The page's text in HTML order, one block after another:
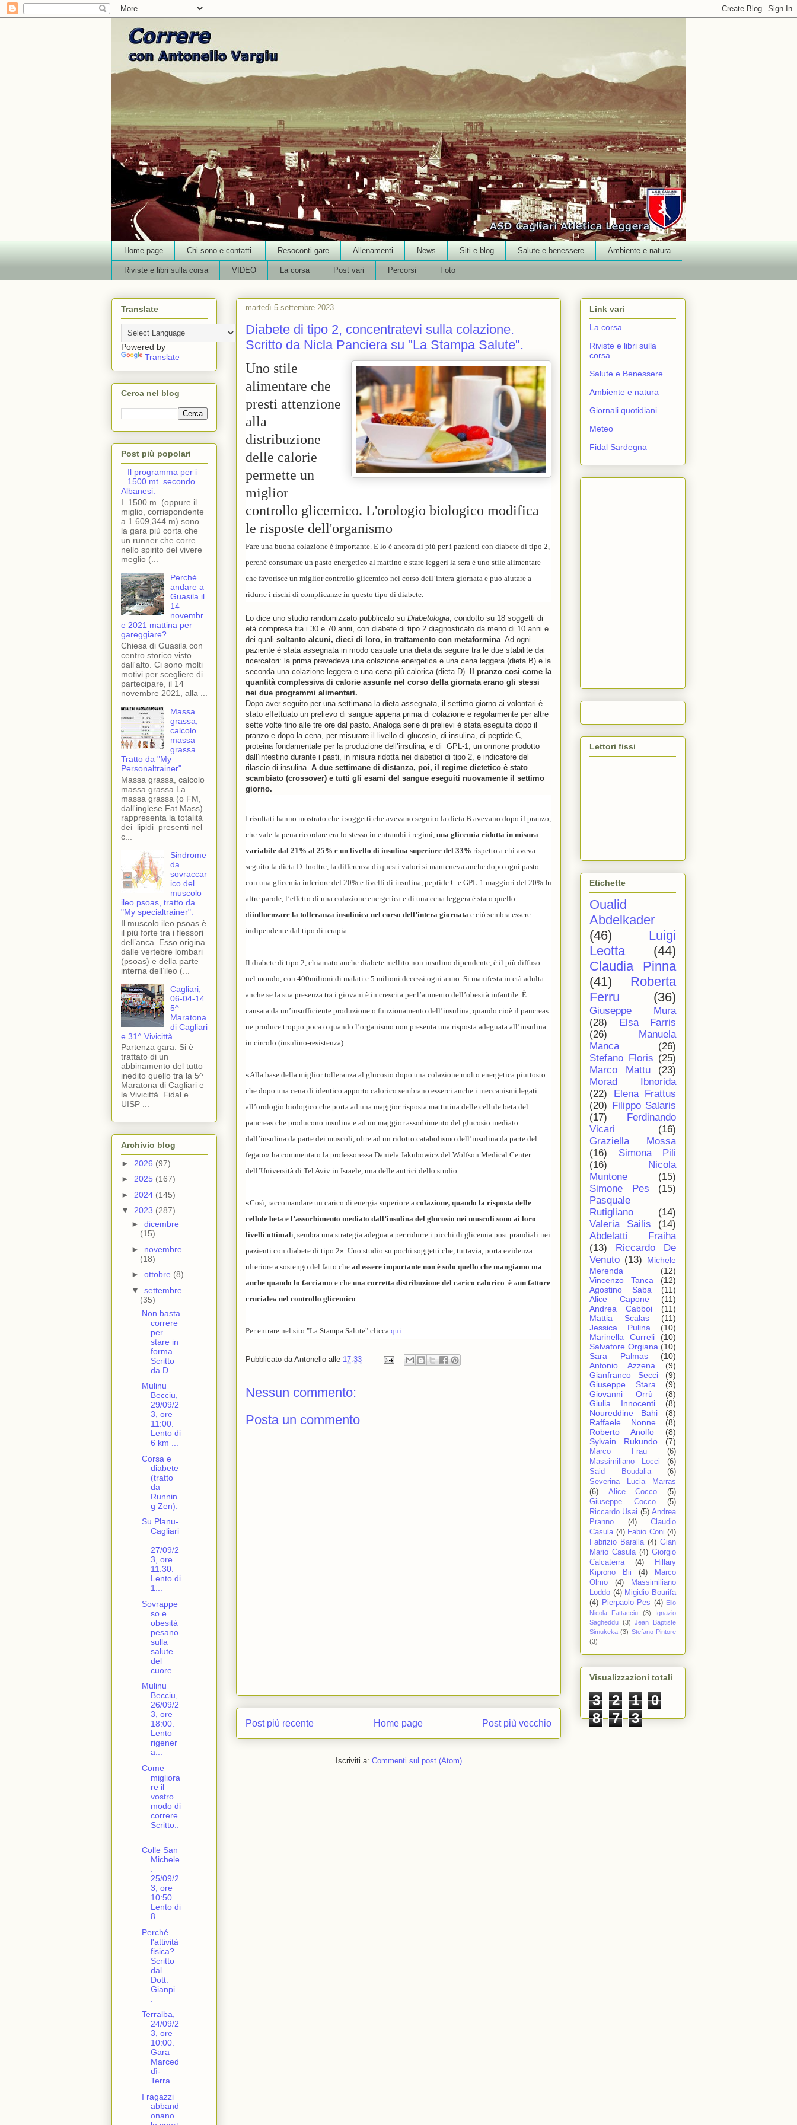
Home page Chi sono e contatti. Resoconti gare Allenamenti News Siti e blog Salute e benessere Ambiente e natura
Riviste e libri sulla corsa VIDEO La corsa Post vari Percorsi Foto
martedì 5 settembre 2023
Diabete di tipo 2, concentratevi sulla colazione.
Scritto da Nicla Panciera su "La Stampa Salute".
Uno stile
alimentare che
presti attenzione
alla
distribuzione
delle calorie
permette un
miglior
controllo glicemico. L'orologio biologico modifica
le risposte dell'organismo
Fare una buona colazione è importante. E lo è ancora di più per i pazienti con diabete di tipo 2,
perché consumare un pasto energetico al mattino e stare leggeri la sera è uno stile alimentare
che favorisce un miglior controllo glicemico nel corso dell’intera giornata e può aiutare a
ridurre i rischi di complicanze in questo tipo di diabete.
Lo dice uno studio randomizzato pubblicato su Diabetologia, condotto su 18 soggetti di
età compresa tra i 30 e 70 anni, con diabete di tipo 2 diagnosticato da meno di 10 anni e
dei quali soltanto alcuni, dieci di loro, in trattamento con metaformina. Ad ogni
paziente è stata assegnata in modo casuale una dieta da seguire tra le due stabilite dai
ricercatori: la prima prevedeva una colazione energetica e una cena leggera (dieta B) e la
seconda una colazione leggera e una cena più calorica (dieta D).
Il pranzo così come la
quantità complessiva di calorie assunte nel corso della giornata erano gli stessi
nei due programmi alimentari.
Dopo aver seguito per una settimana la dieta assegnata, il settimo giorno ai volontari è
stato effettuato un prelievo di sangue appena prima di colazione e regolarmente per altre
sette volte fino alle tre ore dal pasto. Analoga serie di prelievi è stata eseguita dopo il
pranzo e dopo la cena, per misurare il livello di glucosio, di insulina, di peptide C,
proteina fondamentale per la produzione dell’insulina, e di GPL-1, un ormone prodotto
dall’intestino durante i pasti, in misura ridotta nei diabetici di tipo 2, e indicatore del
rilascio di insulina. A due settimane di distanza, poi, il regime dietetico è stato
scambiato (crossover) e tutti gli esami del sangue eseguiti nuovamente il settimo
giorno.
I risultati hanno mostrato che i soggetti che avevano seguito la dieta B avevano dopo il pranzo,
che vale la pena ricordare era lo stesso in entrambi i regimi, una glicemia ridotta in misura
variabile dal 21% al 25% e un livello di insulina superiore del 33% rispetto a chi aveva
seguito la dieta D. Inoltre, la differenza di questi valori si manteneva anche dopo ogni pasto
con una glicemia inferiore del 20% e livelli di insulina, peptide C e GPL-1 maggiori del 20%.In
altre parole, l’effetto di una colazione energetica e di una cena leggera è stato quello
diinfluenzare la tolleranza insulinica nel corso dell’intera giornata e ciò sembra essere
indipendente dal tipo di terapia.
Il diabete di tipo 2, chiamato anche diabete mellito non insulino dipendente, è il più diffuso
nel mondo, con 400milioni di malati e 5 milioni decessi ogni anno. Si manifesta in età adulta
anche se la sua presenza tra i giovani è in crescita per l’aumento dell’obesità infantile. È
causata da un’insufficiente produzione o funzionamento dell’insulina, quando cioè il pancreas
ne produce troppo poca o quando l’organismo non presenta una risposta adeguata all’insulina
in circolo (insulino-resistenza).
«Alla base della miglior tolleranza al glucosio dopo una colazione molto energetica piuttosto
che dopo una cena di identico apporto calorico sembrano esserci anche i meccanismi legati
all’orologio biologico che porta ad una maggior risposta mattutina delle cellule beta del
pancreas che producono insulina e ad un maggior assorbimento del glucosio mediato
dall’insulina da parte dei muscoli, oltre ad un ridotto catabolismo dell’insulina da parte del
fegato» ha commentato la professoressa Daniela Jakubowicz del Wolfson Medical Center
dell’Università di Tel Aviv in Israele, una delle autrici dello studio.
«Così, raccomandare un carico di energia superiore a colazione, quando la risposta delle
cellule beta e l’assorbimento mediato dall’insulina del glucosio nei muscoli sono ai loro
livelli ottimali, sembra una strategia adeguata per ridurre i picchi di glicemia post prandiali nei
pazienti con diabete di tipo 2». Uno studio su pochi soggetti che, tuttavia, porta evidenza
ulteriore a sostengo del fatto che ad essere importante non è solo quello che mangiamo ma
anche quando lo facciamo e che una corretta distribuzione del carico calorico è «un fattore
cruciale» nel controllo glicemico.
Per entrare nel sito "La Stampa Salute" clicca qui.
Pubblicato daAntonello alle 17:33
Nessun commento:
Posta un commento
Post più recente Post più vecchio
Home page
Iscriviti a: Commenti sul post (Atom)
Translate
Powered by
Translate
Cerca nel blog
Post più popolari
Il programma per i
1500 mt. secondo
Albanesi.
I 1500 m (oppure il
miglio, corrispondente
a 1.609,344 m) sono
la gara più corta che
un runner che corre
nello spirito del vivere
meglio (...
Perché
andare a
Guasila il
14
novembr
e 2021 mattina per
gareggiare?
Chiesa di Guasila con
centro storico visto
dall'alto. Ci sono molti
motivi per scegliere di
partecipare, il 14
novembre 2021, alla ...
Massa
grassa,
calcolo
massa
grassa.
Tratto da "My
Personaltrainer"
Massa grassa, calcolo
massa grassa La
massa grassa (o FM,
dall'inglese Fat Mass)
rappresenta la totalità
dei lipidi presenti nel
c...
Sindrome
da
sovraccar
ico del
muscolo
ileo psoas, tratto da
"My specialtrainer".
Il muscolo ileo psoas è
il più forte tra i flessori
dell’anca. Esso origina
dalle vertebre lombari
(psoas) e della parte
interna dell’ileo (...
Cagliari,
06-04-14.
5^
Maratona
di Cagliari
e 31^ Vivicittà.
Partenza gara. Si è
trattato di un
abbinamento del tutto
inedito quello tra la 5^
Maratona di Cagliari e
la Vivicittà. Fidal e
UISP ...
Archivio blog
► 2026 (97)
► 2025 (167)
► 2024 (145)
▼ 2023 (287)
► dicembre
(15)
► novembre
(18)
► ottobre (8)
▼ settembre
(35)
Non basta
correre
per
stare in
forma.
Scritto
da D...
Mulinu
Becciu,
29/09/2
3, ore
11:00.
Lento di
6 km ...
Corsa e
diabete
(tratto
da
Runnin
g Zen).
Su Planu-
Cagliari
.
27/09/2
3, ore
11:30.
Lento di
1...
Sovrappe
so e
obesità
pesano
sulla
salute
del
cuore...
Mulinu
Becciu,
26/09/2
3, ore
18:00.
Lento
rigener
a...
Come
migliora
re il
vostro
modo di
correre.
Scritto..
Colle San
Michele
.
25/09/2
3, ore
10:50.
Lento di
8...
Perché
l'attività
fisica?
Scritto
dal
Dott.
Gianpi..
Terralba,
24/09/2
3, ore
10:00.
Gara
Marced
dì-
Terra...
I ragazzi
abband
onano
Link vari
La corsa
Riviste e libri sulla
corsa
Salute e Benessere
Ambiente e natura
Giornali quotidiani
Meteo
Fidal Sardegna
Lettori fissi
Etichette
Oualid
Abdelkader
(46)
Luigi
Leotta
(44)
Claudia Pinna
(41)
Roberta
Ferru
(36)
Giuseppe Mura
(28)
Elsa Farris
(26)
Manuela
Manca
(26)
Stefano Floris (25)
Marco Mattu
(23)
Morad Ibnorida
(22)
Elena Frattus
(20)
Filippo Salaris
(17)
Ferdinando
Vicari
(16)
Graziella Mossa
(16)
Simona Pili
(16)
Nicola
Muntone
(15)
Simone Pes
(15)
Pasquale
Rutigliano
(14)
Valeria Sailis
(14)
Abdelatti Fraiha
(13)
Riccardo De
Venuto (13)
Michele
Merenda
(12)
Vincenzo Tanca
(12)
Agostino Saba
(11)
Alice Capone
(11)
Andrea Cabboi
(11)
Mattia Scalas
(11)
Jessica Pulina
(10)
Marinella Curreli
(10)
Salvatore Orgiana (10)
Sara Palmas
(10)
Antonio Azzena
(9)
Gianfranco Secci
(9)
Giuseppe Stara
(9)
Giovanni Orrù
(8)
Giulia Innocenti
(8)
Noureddine Bahi
(8)
Raffaele Nonne
(8)
Roberto Anolfo
(8)
Sylvain Rukundo
(7)
Marco Frau
(6)
Massimiliano Locci
(6)
Said Boudalia
(6)
Severina Lucia Marras
(6)
Alice Cocco
(5)
Giuseppe Cocco
(5)
Riccardo Usai (5) Andrea
Pranno
(4)
Claudio
Casula (4) Fabio Coni (4)
Fabrizio Baralla (4) Gian
Mario Casula (4) Giorgio
Calcaterra
(4)
Hillary
Kiprono Bii
(4)
Marco
Olmo
(4)
Massimiliano
Loddo (4) Migidio Bourifa
(4) Pierpaolo Pes (4)
Elio
Nicola Fattacciu
(3)
Ignazio
Sagheddu (3)
Jean Baptiste
Simukeka (3) Stefano Pintore
(3)
Visualizzazioni totali
3 2 1
0
8
7 3